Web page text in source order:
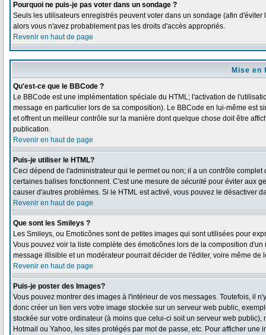
Pourquoi ne puis-je pas voter dans un sondage ?
Seuls les utilisateurs enregistrés peuvent voter dans un sondage (afin
alors vous n'avez probablement pas les droits d'accès appropriés.
Revenir en haut de page
Mise en
Qu'est-ce que le BBCode ?
Le BBCode est une implémentation spéciale du HTML; l'activation de
message en particulier lors de sa composition). Le BBCode en lui-même est
et offrent un meilleur contrôle sur la manière dont quelque chose doit être
publication.
Revenir en haut de page
Puis-je utiliser le HTML?
Ceci dépend de l'administrateur qui le permet ou non; il a un contrôle
certaines balises fonctionnent. C'est une mesure de sécurité pour éviter aux
causer d'autres problèmes. Si le HTML est activé, vous pouvez le désactiver
Revenir en haut de page
Que sont les Smileys ?
Les Smileys, ou Emoticônes sont de petites images qui sont utilisées pour
Vous pouvez voir la liste complète des émoticônes lors de la composition
message illisible et un modérateur pourrait décider de l'éditer, voire même de
Revenir en haut de page
Puis-je poster des Images?
Vous pouvez montrer des images à l'intérieur de vos messages. Toutefois, il
donc créer un lien vers votre image stockée sur un serveur web public,
stockée sur votre ordinateur (à moins que celui-ci soit un serveur web
Hotmail ou Yahoo, les sites protégés par mot de passe, etc. Pour afficher